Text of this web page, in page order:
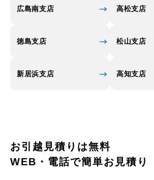
広島南支店 高松支店
徳島支店 松山支店
新居浜支店 高知支店
お引越見積りは無料
WEB・電話で簡単お見積り